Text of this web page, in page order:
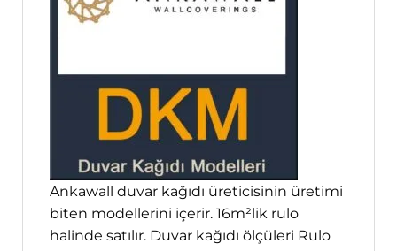
Ankawall duvar kağıdı üreticisinin üretimi
biten modellerini içerir. 16m²lik rulo
halinde satılır. Duvar kağıdı ölçüleri Rulo